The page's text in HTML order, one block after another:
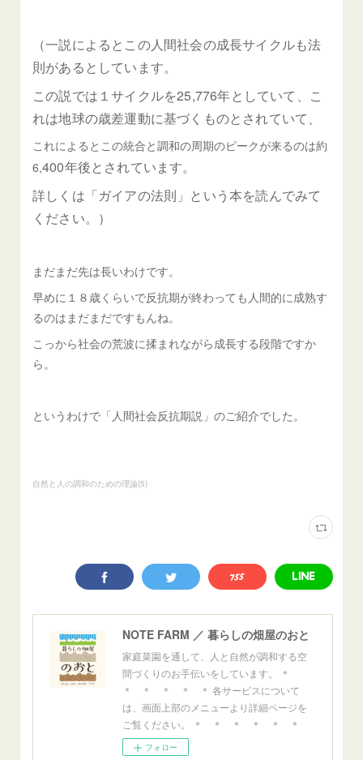
（一説によるとこの人間社会の成長サイクルも法
則があるとしています。
この説では１サイクルを25,776年としていて、こ
れは地球の歳差運動に基づくものとされていて、
これによるとこの統合と調和の周期のピークが来るのは約
6,400年後とされています。
詳しくは「ガイアの法則」という本を読んでみて
ください。）
まだまだ先は長いわけです。
早めに１８歳くらいで反抗期が終わっても人間的に成熟す
るのはまだまだですもんね。
こっから社会の荒波に揉まれながら成長する段階ですか
ら。
というわけで「人間社会反抗期説」のご紹介でした。
自然と人の調和のための理論(5)
NOTE FARM ／ 暮らしの畑屋のおと
家庭菜園を通して、人と自然が調和する空
間づくりのお手伝いをしています。 ＊
＊ ＊ ＊ ＊ ＊ 各サービスについて
は、画面上部のメニューより詳細ページを
ご覧ください。 ＊ ＊ ＊ ＊ ＊ ＊
フォロー